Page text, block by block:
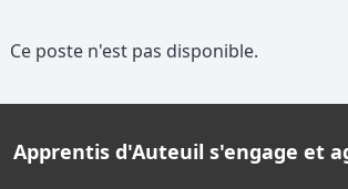
Ce poste n'est pas disponible.
Apprentis d'Auteuil s'engage et